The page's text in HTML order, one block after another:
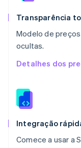
Transparência
Modelo de
ocultas.
Detalhes dos
Integração
Comece a usar a
English
Nederlands
Polônia
English
RAE de Hong
Reino Unido
English
English